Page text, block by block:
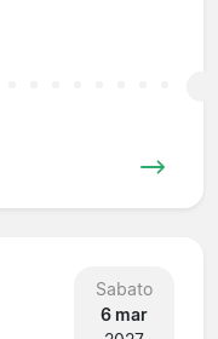
Sabato
6 mar